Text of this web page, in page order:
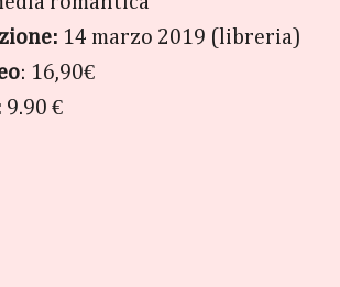
14 marzo 2019 (libreria)
: 16,90€
9.90 €